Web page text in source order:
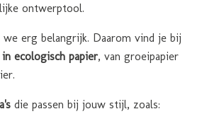
ontwerptool.
we erg belangrijk. Daarom vind je bij
ecologisch papier, van groeipapier
die passen bij jouw stijl, zoals: